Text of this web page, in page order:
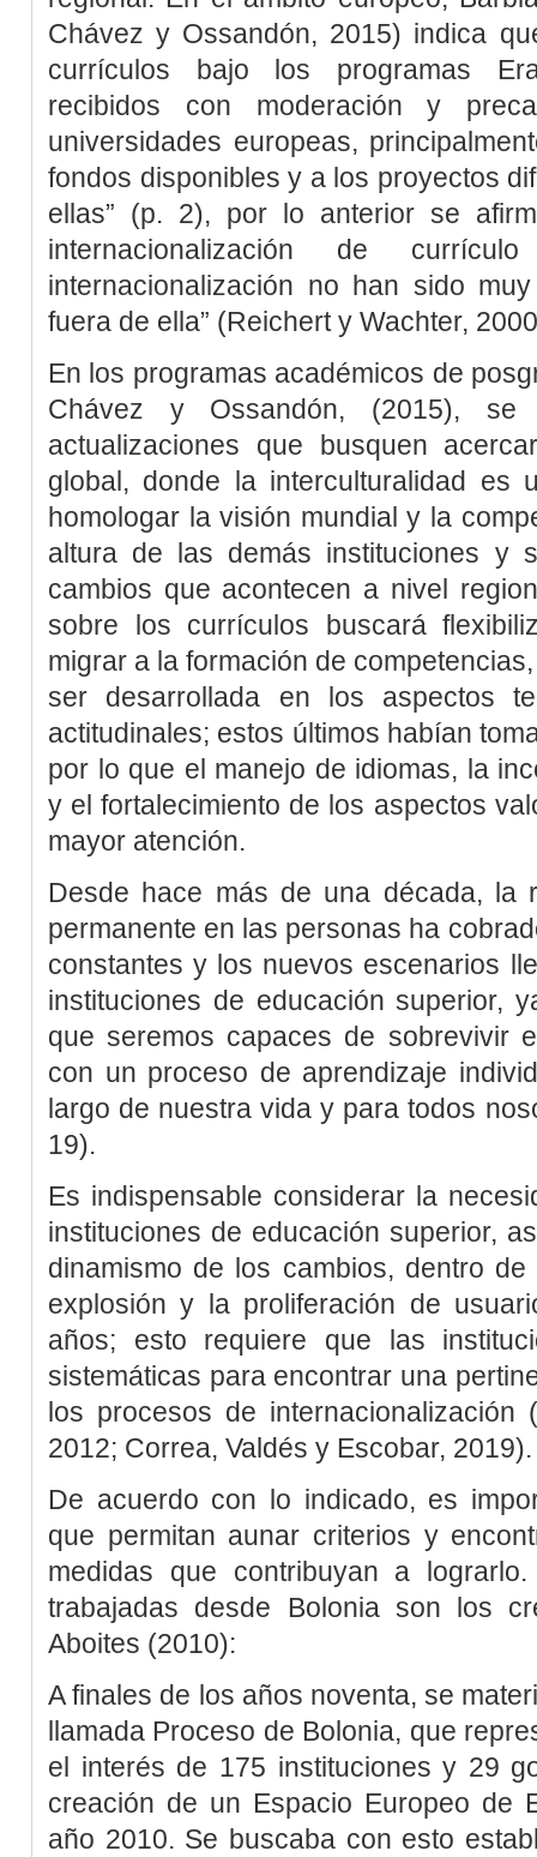
Chávez y Ossandón, 2015) indica
currículos bajo los programas
recibidos con moderación y
universidades europeas,
fondos disponibles y a los proyectos
ellas” (p. 2), por lo anterior se
internacionalización de
internacionalización no han sido
fuera de ella” (Reichert y Wachter, 2000
En los programas académicos de
Chávez y Ossandón, (2015), se
actualizaciones que busquen
global, donde la interculturalidad es
homologar la visión mundial y la
altura de las demás instituciones y
cambios que acontecen a nivel
sobre los currículos buscará
migrar a la formación de
ser desarrollada en los aspectos
actitudinales; estos últimos habían
por lo que el manejo de idiomas, la
y el fortalecimiento de los aspectos
mayor atención.
Desde hace más de una década, la
permanente en las personas ha
constantes y los nuevos escenarios
instituciones de educación superior,
que seremos capaces de sobrevivir
con un proceso de aprendizaje
largo de nuestra vida y para todos
19).
Es indispensable considerar la
instituciones de educación superior,
dinamismo de los cambios, dentro
explosión y la proliferación de
años; esto requiere que las
sistemáticas para encontrar una
los procesos de internacionalización (
2012; Correa, Valdés y Escobar, 2019).
De acuerdo con lo indicado, es
que permitan aunar criterios y
medidas que contribuyan a
trabajadas desde Bolonia son los
Aboites (2010):
A finales de los años noventa, se
llamada Proceso de Bolonia, que
el interés de 175 instituciones y 29
creación de un Espacio Europeo de
año 2010. Se buscaba con esto